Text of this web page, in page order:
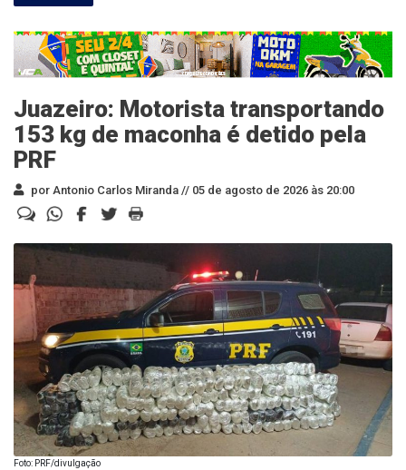
Juazeiro: Motorista transportando
153 kg de maconha é detido pela
PRF
por Antonio Carlos Miranda // 05 de agosto de 2026 às 20:00
Foto: PRF/divulgação